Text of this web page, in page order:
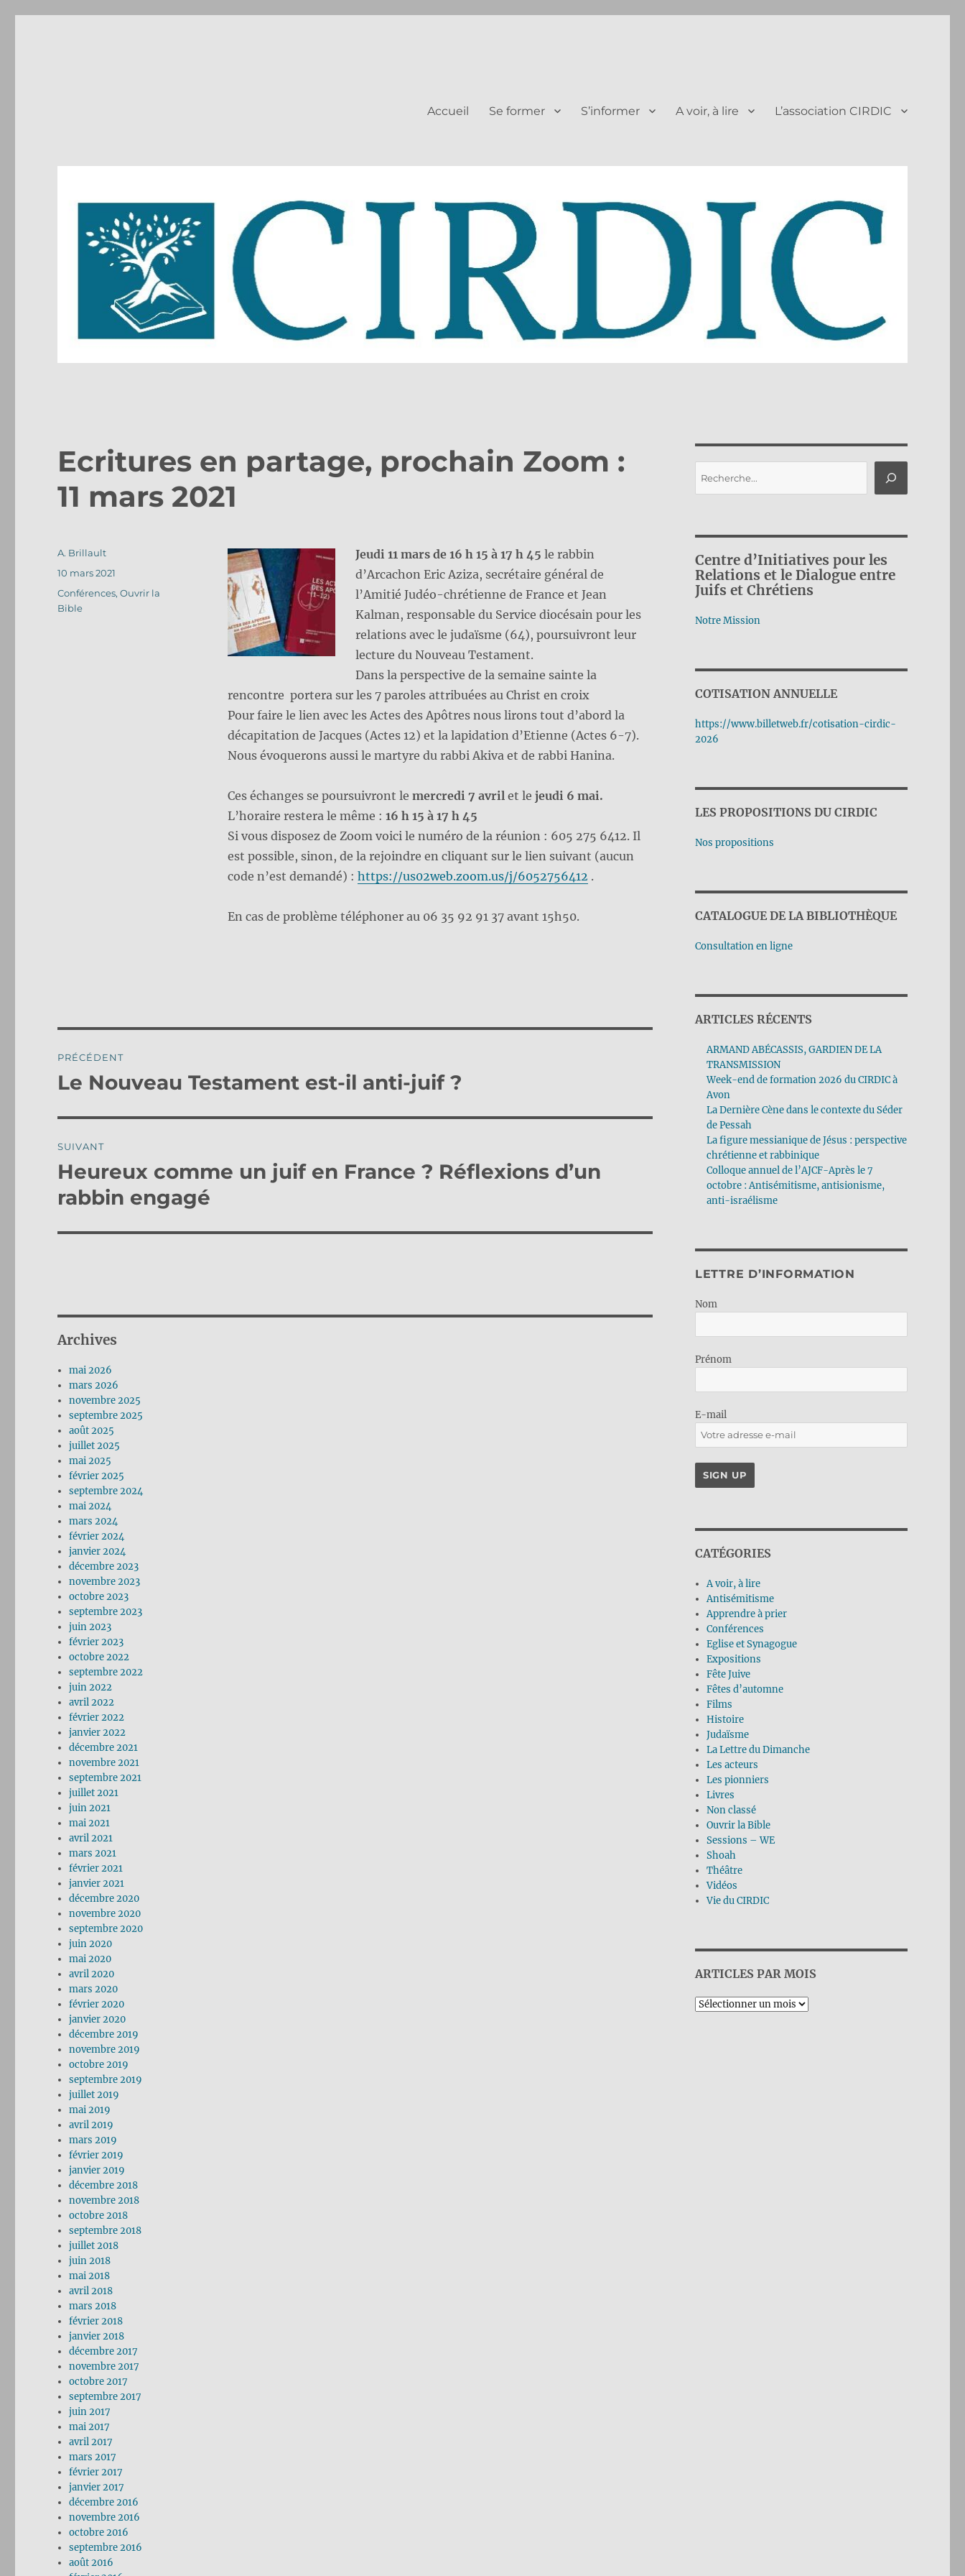
Accueil Se former S’informer A voir, à lire L’association CIRDIC
Ecritures en partage, prochain Zoom :
11 mars 2021
Jeudi 11 mars de 16 h 15 à 17 h 45 le rabbin
d’Arcachon Eric Aziza, secrétaire général de
l’Amitié Judéo-chrétienne de France et Jean
Kalman, responsable du Service diocésain pour les
relations avec le judaïsme (64), poursuivront leur
lecture du Nouveau Testament.
Dans la perspective de la semaine sainte la
rencontre portera sur les 7 paroles attribuées au Christ en croix
Pour faire le lien avec les Actes des Apôtres nous lirons tout d’abord la
décapitation de Jacques (Actes 12) et la lapidation d’Etienne (Actes 6-7).
Nous évoquerons aussi le martyre du rabbi Akiva et de rabbi Hanina.
Ces échanges se poursuivront le mercredi 7 avrilet le jeudi 6 mai.
L’horaire restera le même : 16 h 15 à 17 h 45
Si vous disposez de Zoom voici le numéro de la réunion : 605 275 6412. Il
est possible, sinon, de la rejoindre en cliquant sur le lien suivant (aucun
code n’est demandé) : https://us02web.zoom.us/j/6052756412 .
En cas de problème téléphoner au 06 35 92 91 37 avant 15h50.
Auteur
A. Brillault
Publié
le
10 mars 2021
Catégories
Conférences,Ouvrir la
Bible
de
PRÉCÉDENT
Publication
Le Nouveau Testament est-il anti-juif ?
SUIVANT
Publication
suivante :
Heureux comme un juif en France ? Réflexions d’un
rabbin engagé
Archives
mai 2026
mars 2026
novembre 2025
septembre 2025
août 2025
juillet 2025
mai 2025
février 2025
septembre 2024
mai 2024
mars 2024
février 2024
janvier 2024
décembre 2023
novembre 2023
octobre 2023
septembre 2023
juin 2023
février 2023
octobre 2022
septembre 2022
juin 2022
avril 2022
février 2022
janvier 2022
décembre 2021
novembre 2021
septembre 2021
juillet 2021
juin 2021
mai 2021
avril 2021
mars 2021
février 2021
janvier 2021
décembre 2020
novembre 2020
septembre 2020
juin 2020
mai 2020
avril 2020
mars 2020
février 2020
janvier 2020
décembre 2019
novembre 2019
octobre 2019
septembre 2019
juillet 2019
mai 2019
avril 2019
mars 2019
février 2019
janvier 2019
décembre 2018
novembre 2018
octobre 2018
septembre 2018
juillet 2018
juin 2018
mai 2018
avril 2018
mars 2018
février 2018
janvier 2018
décembre 2017
novembre 2017
octobre 2017
septembre 2017
juin 2017
mai 2017
avril 2017
mars 2017
février 2017
janvier 2017
décembre 2016
novembre 2016
octobre 2016
septembre 2016
août 2016
Centre d’Initiatives pour les
Relations et le Dialogue entre
Juifs et Chrétiens
Notre Mission
COTISATION ANNUELLE
https://www.billetweb.fr/cotisation-cirdic-
2026
LES PROPOSITIONS DU CIRDIC
Nos propositions
CATALOGUE DE LA BIBLIOTHÈQUE
Consultation en ligne
ARTICLES RÉCENTS
ARMAND ABÉCASSIS, GARDIEN DE LA
TRANSMISSION
Week-end de formation 2026 du CIRDIC à
Avon
La Dernière Cène dans le contexte du Séder
de Pessah
La figure messianique de Jésus : perspective
chrétienne et rabbinique
Colloque annuel de l’AJCF-Après le 7
octobre : Antisémitisme, antisionisme,
anti-israélisme
LETTRE D’INFORMATION
Nom
Prénom
E-mail
CATÉGORIES
A voir, à lire
Antisémitisme
Apprendre à prier
Conférences
Eglise et Synagogue
Expositions
Fête Juive
Fêtes d’automne
Films
Histoire
Judaïsme
La Lettre du Dimanche
Les acteurs
Les pionniers
Livres
Non classé
Ouvrir la Bible
Sessions – WE
Shoah
Théâtre
Vidéos
Vie du CIRDIC
ARTICLES PAR MOIS
Archives